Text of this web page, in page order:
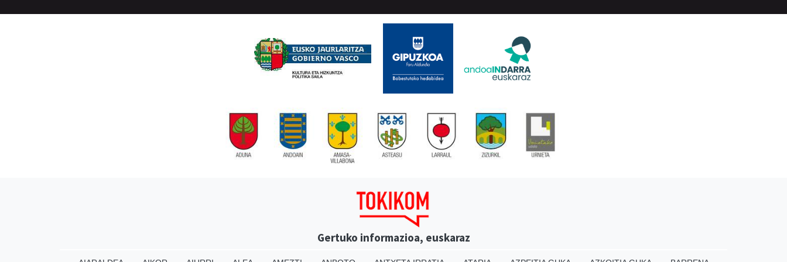
Gertuko informazioa, euskaraz